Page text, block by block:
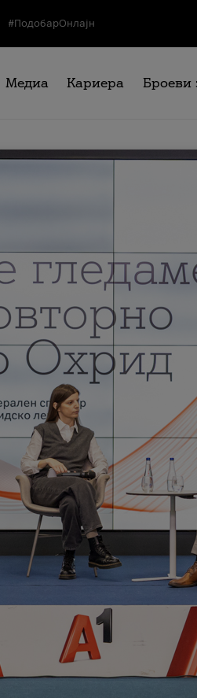
#ПодобарОнлајн
Медиа Кариера Броеви